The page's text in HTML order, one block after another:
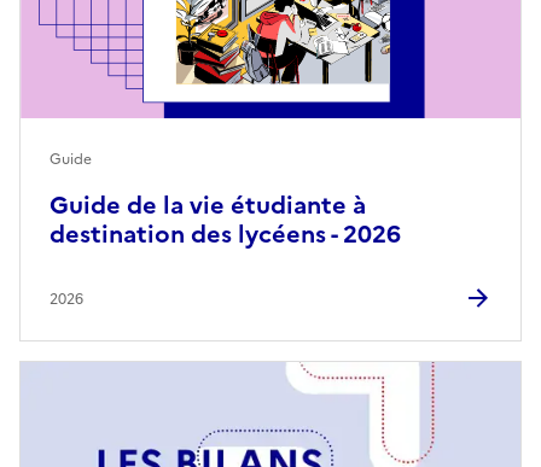
Guide de la vie étudiante à
destination des lycéens - 2026
Guide
2026